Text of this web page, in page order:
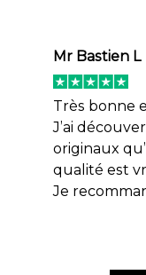
Mr Bastien L
Très bonne
J’ai
originaux
qualité est
Je